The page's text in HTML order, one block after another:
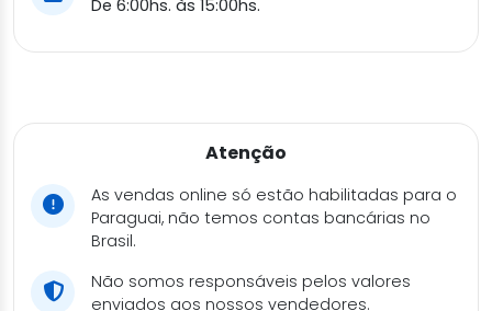
De 6:00hs. às 15:00hs.
Atenção
As vendas online só estão habilitadas para o
Paraguai, não temos contas bancárias no
Brasil.
Não somos responsáveis pelos valores
enviados aos nossos vendedores.